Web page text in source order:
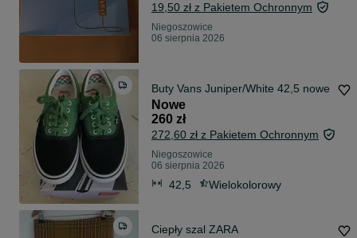
19,50 zł z Pakietem Ochronnym
Niegoszowice
06 sierpnia 2026
Buty Vans Juniper/White 42,5 nowe
Nowe
260 zł
272,60 zł z Pakietem Ochronnym
Niegoszowice
06 sierpnia 2026
42,5 Wielokolorowy
Ciepły szal ZARA